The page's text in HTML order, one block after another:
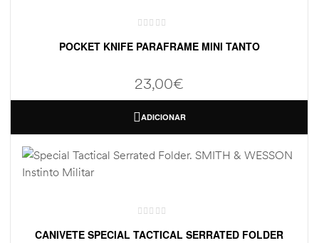
POCKET KNIFE PARAFRAME MINI TANTO
23,00€
ADICIONAR
CANIVETE SPECIAL TACTICAL SERRATED FOLDER